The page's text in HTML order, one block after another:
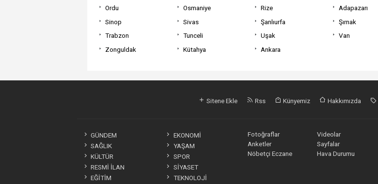
Ordu
Osmaniye Rize Adapazarı
Sinop
Sivas Şanlıurfa Şırnak
Trabzon
Tunceli Uşak Van
Zonguldak
Kütahya Ankara
Sitene Ekle Rss Künyemiz Hakkımızda
GÜNDEM
EKONOMİ
SAĞLIK
YAŞAM
KÜLTÜR
SPOR
RESMİ İLAN
SİYASET
EĞİTİM
TEKNOLOJİ
Fotoğraflar Videolar
Anketler
Sayfalar
Nöbetçi Eczane
Hava Durumu